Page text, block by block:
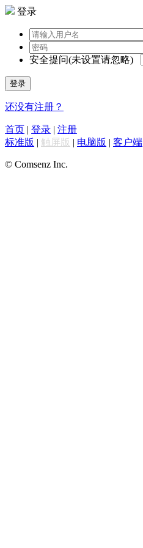
登录
安全提问(未设置请忽略)
登录
还没有注册？
首页 | 登录 | 注册
标准版 | 触屏版 | 电脑版 | 客户端
© Comsenz Inc.